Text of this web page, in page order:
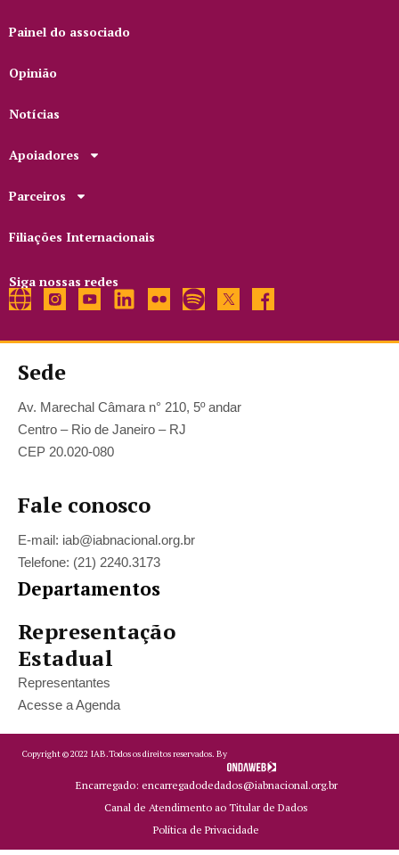
Painel do associado
Opinião
Notícias
Apoiadores
Parceiros
Filiações Internacionais
Siga nossas redes
Sede
Av. Marechal Câmara n° 210, 5º andar
Centro – Rio de Janeiro – RJ
CEP 20.020-080
Fale conosco
E-mail: iab@iabnacional.org.br
Telefone: (21) 2240.3173
Departamentos
Representação
Estadual
Representantes
Acesse a Agenda
Copyright ©2022 IAB.Todos os direitos reservados. By
Encarregado: encarregadodedados@iabnacional.org.br
Canal de Atendimento ao Titular de Dados
Política de Privacidade